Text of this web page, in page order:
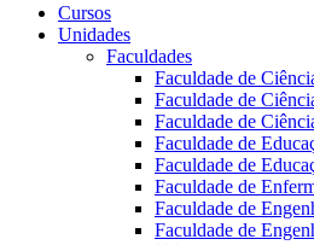
Cursos
Unidades
Faculdades
Faculdade de
Faculdade de
Faculdade de
Faculdade de
Faculdade de
Faculdade de
Faculdade de
Faculdade de